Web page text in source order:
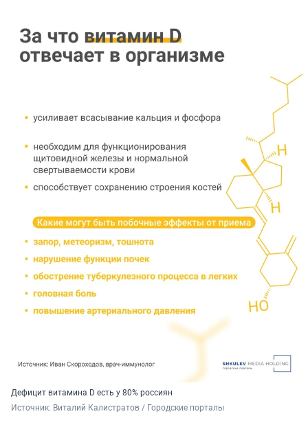
Дефицит витамина D есть у 80% россиян
Источник: Виталий Калистратов / Городские порталы